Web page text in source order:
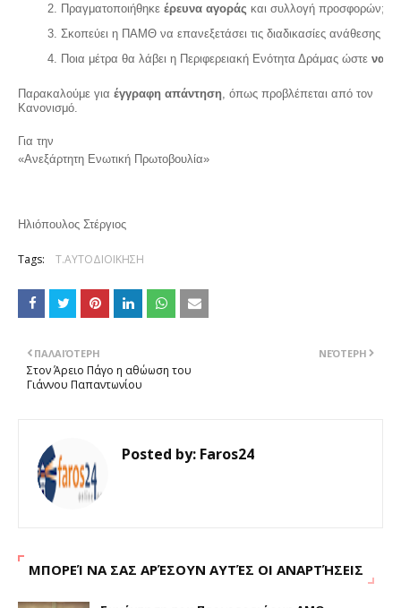
Πραγματοποιήθηκε έρευνα αγοράς και συλλογή προσφορών;
Σκοπεύει η ΠΑΜΘ να επανεξετάσει τις διαδικασίες ανάθεσης
Ποια μέτρα θα λάβει η Περιφερειακή Ενότητα Δράμας ώστε να
Παρακαλούμε για έγγραφη απάντηση, όπως προβλέπεται από τον
Κανονισμό.
Για την
«Ανεξάρτητη Ενωτική Πρωτοβουλία»
Ηλιόπουλος Στέργιος
Tags: Τ.ΑΥΤΟΔΙΟΙΚΗΣΗ
ΝΕΌΤΕΡΗ
ΠΑΛΑΙΌΤΕΡΗ
Στον Άρειο Πάγο η αθώωση του
Γιάννου Παπαντωνίου
Posted by: Faros24
ΜΠΟΡΕΊ ΝΑ ΣΑΣ ΑΡΈΣΟΥΝ ΑΥΤΈΣ ΟΙ ΑΝΑΡΤΉΣΕΙΣ